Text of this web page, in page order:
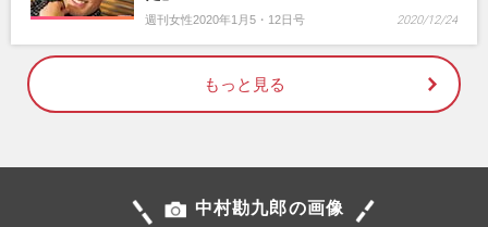
週刊女性2020年1月5・12日号 2020/12/24
もっと見る
中村勘九郎の画像